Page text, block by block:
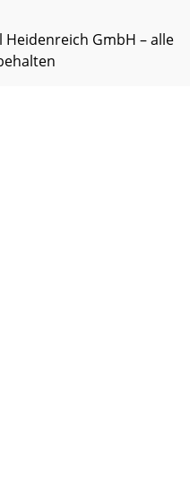
GmbH – alle